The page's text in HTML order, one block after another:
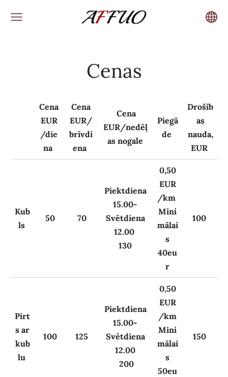
Cenas
Cena
EUR
/die
na
Cena
EUR/
brīvdi
ena
Cena
EUR/nedēļ
as nogale
Piegā
de
Drošīb
as
nauda,
EUR
Kub
ls
50 70
Piektdiena
15.00-
Svētdiena
12.00
130
0,50
EUR
/km
Mini
mālai
s
40eu
r
100
Pirt
s ar
kub
lu
100 125
Piektdiena
15.00-
Svētdiena
12.00
200
0,50
EUR
/km
Mini
mālai
s
50eu
150